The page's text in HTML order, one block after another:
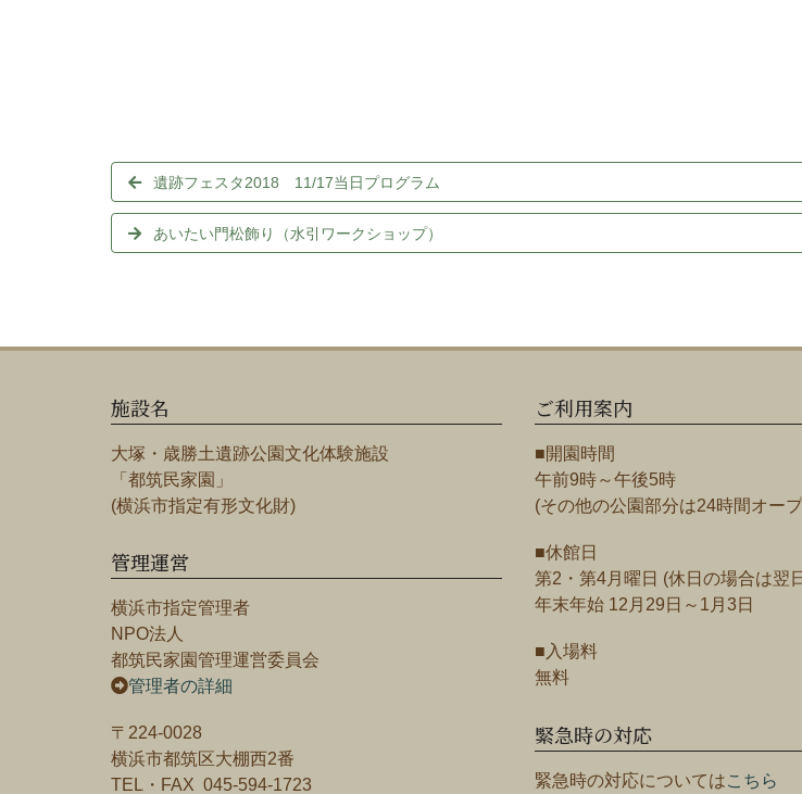
遺跡フェスタ2018 11/17当日プログラム
あいたい門松飾り（水引ワークショップ）
施設名
大塚・歳勝土遺跡公園文化体験施設
「都筑民家園」
(横浜市指定有形文化財)
管理運営
横浜市指定管理者
NPO法人
都筑民家園管理運営委員会
管理者の詳細
〒224-0028
横浜市都筑区大棚西2番
TEL・FAX 045-594-1723
ご利用案内
■開園時間
午前9時～午後5時
(その他の公園部分は24時間オー
■休館日
第2・第4月曜日 (休日の場合は翌
年末年始 12月29日～1月3日
■入場料
無料
緊急時の対応
緊急時の対応についてはこちら